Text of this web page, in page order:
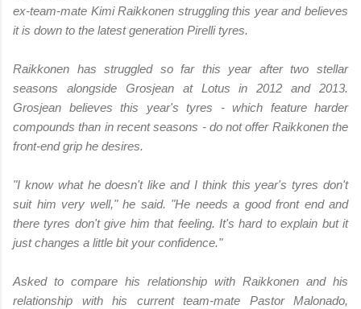
ex-team-mate Kimi Raikkonen struggling this year and believes
it is down to the latest generation Pirelli tyres.
Raikkonen has struggled so far this year after two stellar
seasons alongside Grosjean at Lotus in 2012 and 2013.
Grosjean believes this year's tyres - which feature harder
compounds than in recent seasons - do not offer Raikkonen the
front-end grip he desires.
"I know what he doesn't like and I think this year's tyres don't
suit him very well," he said. "He needs a good front end and
there tyres don't give him that feeling. It's hard to explain but it
just changes a little bit your confidence."
Asked to compare his relationship with Raikkonen and his
relationship with his current team-mate Pastor Malonado,